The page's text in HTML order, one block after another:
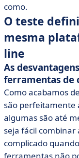
como.
O teste
mesma
line
As
ferramentas de
Como acabamos
são perfeitamente
algumas são até
seja fácil combinar
complicado